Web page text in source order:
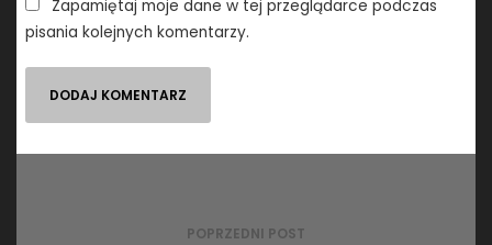
Zapamiętaj moje dane w tej przeglądarce podczas
pisania kolejnych komentarzy.
POPRZEDNI POST